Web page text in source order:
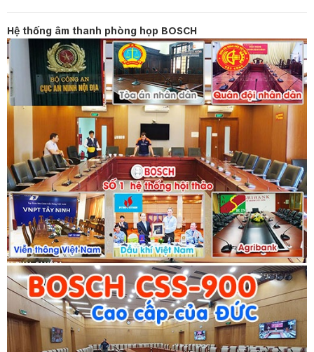
Hệ thống âm thanh phòng họp BOSCH